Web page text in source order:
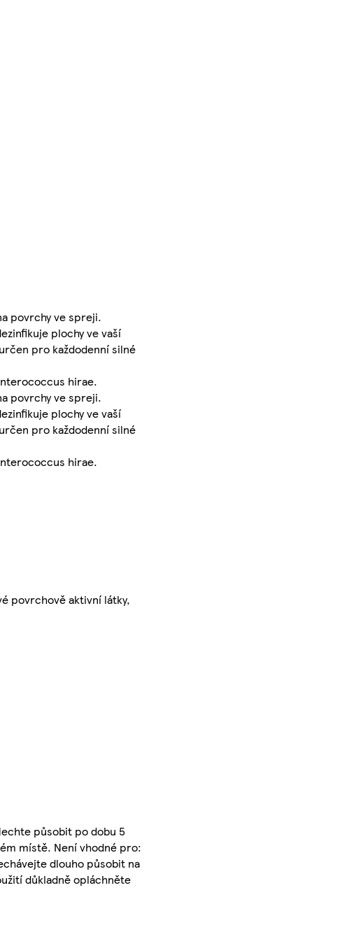
povrchy ve spreji.
plochy ve vaší
pro každodenní silné
hirae.
povrchy ve spreji.
plochy ve vaší
pro každodenní silné
hirae.
povrchově aktivní látky,
působit po dobu 5
místě. Není vhodné pro:
dlouho působit na
důkladně opláchněte